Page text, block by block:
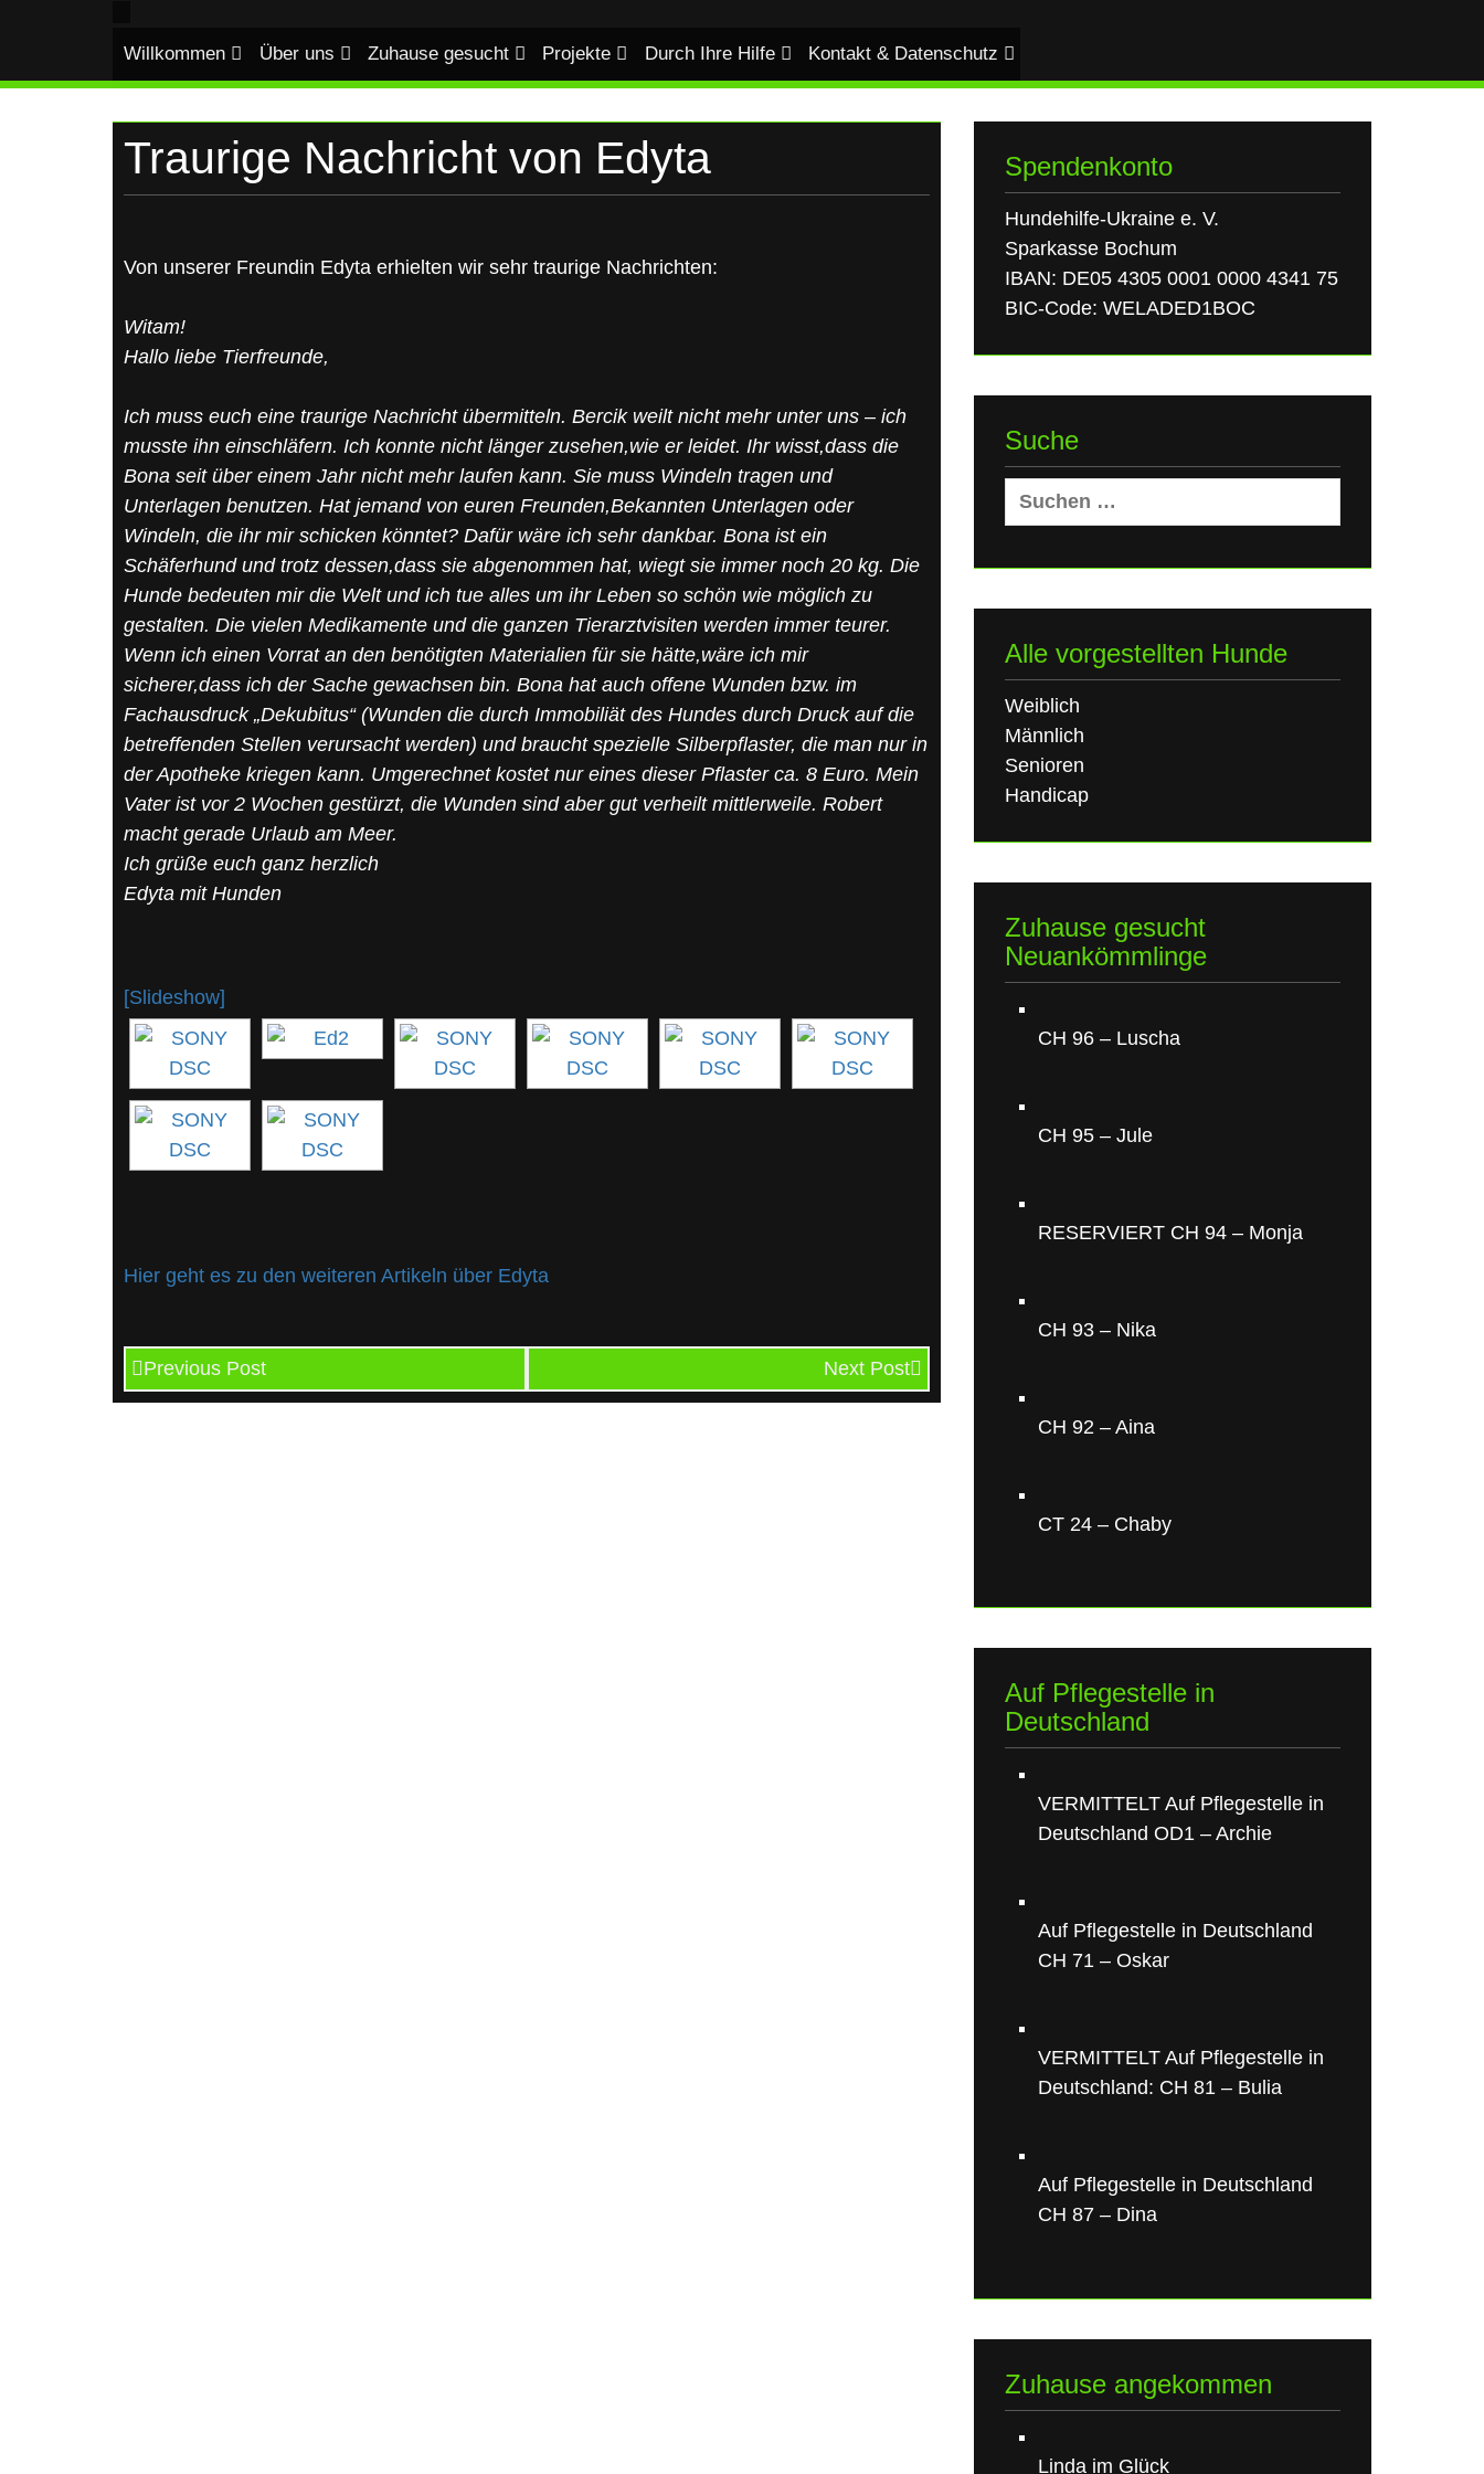
Willkommen Über uns Zuhause gesucht Projekte Durch Ihre Hilfe Kontakt & Datenschutz
Traurige Nachricht von Edyta
Von unserer Freundin Edyta erhielten wir sehr traurige Nachrichten:
Witam!
Hallo liebe Tierfreunde,
Ich muss euch eine traurige Nachricht übermitteln. Bercik weilt nicht mehr unter uns – ich
musste ihn einschläfern. Ich konnte nicht länger zusehen,wie er leidet. Ihr wisst,dass die
Bona seit über einem Jahr nicht mehr laufen kann. Sie muss Windeln tragen und
Unterlagen benutzen. Hat jemand von euren Freunden,Bekannten Unterlagen oder
Windeln, die ihr mir schicken könntet? Dafür wäre ich sehr dankbar. Bona ist ein
Schäferhund und trotz dessen,dass sie abgenommen hat, wiegt sie immer noch 20 kg. Die
Hunde bedeuten mir die Welt und ich tue alles um ihr Leben so schön wie möglich zu
gestalten. Die vielen Medikamente und die ganzen Tierarztvisiten werden immer teurer.
Wenn ich einen Vorrat an den benötigten Materialien für sie hätte,wäre ich mir
sicherer,dass ich der Sache gewachsen bin. Bona hat auch offene Wunden bzw. im
Fachausdruck „Dekubitus“ (Wunden die durch Immobiliät des Hundes durch Druck auf die
betreffenden Stellen verursacht werden) und braucht spezielle Silberpflaster, die man nur in
der Apotheke kriegen kann. Umgerechnet kostet nur eines dieser Pflaster ca. 8 Euro. Mein
Vater ist vor 2 Wochen gestürzt, die Wunden sind aber gut verheilt mittlerweile. Robert
macht gerade Urlaub am Meer.
Ich grüße euch ganz herzlich
Edyta mit Hunden
[Slideshow]
Hier geht es zu den weiteren Artikeln über Edyta
Previous Post Next Post
Spendenkonto
Hundehilfe-Ukraine e. V.
Sparkasse Bochum
IBAN: DE05 4305 0001 0000 4341 75
BIC-Code: WELADED1BOC
Suche
Suchen
nach:
Alle vorgestellten Hunde
Weiblich
Männlich
Senioren
Handicap
Zuhause gesucht
Neuankömmlinge
CH 96 – Luscha
CH 95 – Jule
RESERVIERT CH 94 – Monja
CH 93 – Nika
CH 92 – Aina
CT 24 – Chaby
Auf Pflegestelle in
Deutschland
VERMITTELT Auf Pflegestelle in
Deutschland OD1 – Archie
Auf Pflegestelle in Deutschland
CH 71 – Oskar
VERMITTELT Auf Pflegestelle in
Deutschland: CH 81 – Bulia
Auf Pflegestelle in Deutschland
CH 87 – Dina
Zuhause angekommen
Linda im Glück